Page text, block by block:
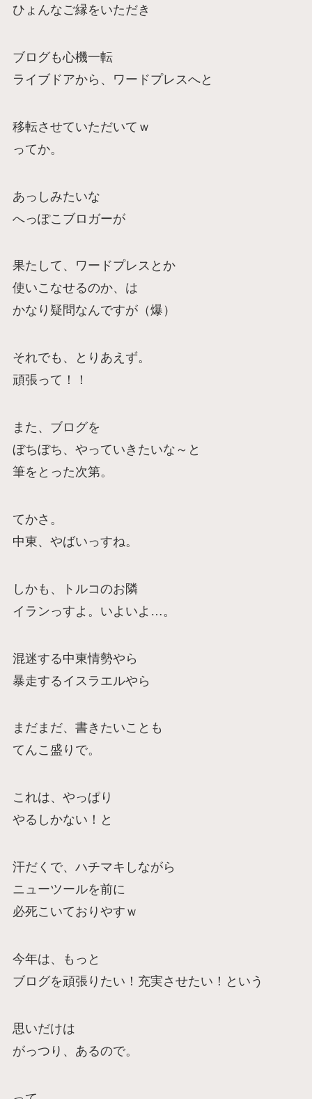
ひょんなご縁をいただき
ブログも心機一転
ライブドアから、ワードプレスへと
移転させていただいてｗ
ってか。
あっしみたいな
へっぽこブロガーが
果たして、ワードプレスとか
使いこなせるのか、は
かなり疑問なんですが（爆）
それでも、とりあえず。
頑張って！！
また、ブログを
ぼちぼち、やっていきたいな～と
筆をとった次第。
てかさ。
中東、やばいっすね。
しかも、トルコのお隣
イランっすよ。いよいよ…。
混迷する中東情勢やら
暴走するイスラエルやら
まだまだ、書きたいことも
てんこ盛りで。
これは、やっぱり
やるしかない！と
汗だくで、ハチマキしながら
ニューツールを前に
必死こいておりやすｗ
今年は、もっと
ブログを頑張りたい！充実させたい！という
思いだけは
がっつり、あるので。